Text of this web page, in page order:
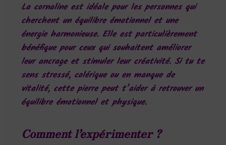
La cornaline est idéale pour les personnes qui
cherchent un équilibre émotionnel et une
énergie harmonieuse. Elle est particulièrement
bénéfique pour ceux qui souhaitent améliorer
leur ancrage et stimuler leur créativité. Si tu te
sens stressé, colérique ou en manque de
vitalité, cette pierre peut t’aider à retrouver un
équilibre émotionnel et physique.
Comment l’expérimenter ?